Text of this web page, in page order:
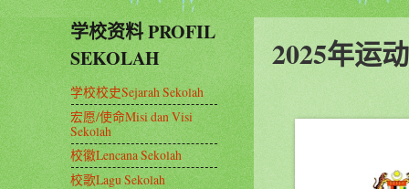
2025年运
学校资料 PROFIL
SEKOLAH
学校校史Sejarah Sekolah
宏愿/使命Misi dan Visi
Sekolah
校徽Lencana Sekolah
校歌Lagu Sekolah